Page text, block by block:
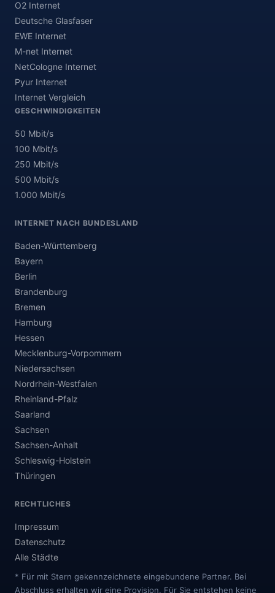
O2 Internet
Deutsche Glasfaser
EWE Internet
M-net Internet
NetCologne Internet
Pyur Internet
Internet Vergleich
GESCHWINDIGKEITEN
50 Mbit/s
100 Mbit/s
250 Mbit/s
500 Mbit/s
1.000 Mbit/s
INTERNET NACH BUNDESLAND
Baden-Württemberg
Bayern
Berlin
Brandenburg
Bremen
Hamburg
Hessen
Mecklenburg-Vorpommern
Niedersachsen
Nordrhein-Westfalen
Rheinland-Pfalz
Saarland
Sachsen
Sachsen-Anhalt
Schleswig-Holstein
Thüringen
RECHTLICHES
Impressum
Datenschutz
Alle Städte
* Für mit Stern gekennzeichnete eingebundene Partner. Bei
Abschluss erhalten wir eine Provision. Für Sie entstehen keine